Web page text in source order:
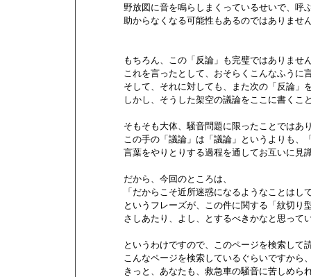
野放図に音を鳴らしまくっているせいで、呼
助からなくなる可能性もあるのではありませ
もちろん、この「反論」も完璧ではありませ
これを言ったとして、おそらくこんなふうに
そして、それに対しても、また次の「反論」
しかし、そうした架空の議論をここに書くこ
そもそも大体、騒音問題に限ったことではあ
この手の「議論」は「議論」というよりも、
言葉をやりとりする過程を通してお互いに見
        だから、今回のところは、
「だからこそ近所迷惑になるようなことはし
というフレーズが、この件に関する「紋切り
さしあたり、よし、とするべきかなと思って
というわけですので、このページを検索して
こんなページを検索しているぐらいですから
きっと、あなたも、救急車の騒音に苦しめら